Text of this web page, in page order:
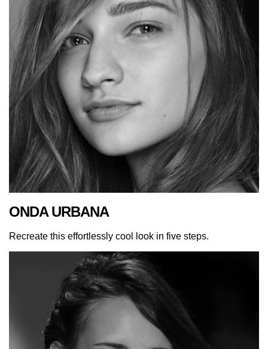
ONDA URBANA
Recreate this effortlessly cool look in five steps.